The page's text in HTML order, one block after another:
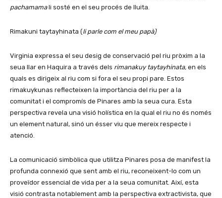
pachamamali sosté en el seu procés de lluita.
Rimakuni taytayhinata (li parle com el meu papà)
Virginia expressa el seu desig de conservació pel riu pròxim a la
seua llar en Haquira a través dels rimanakuy taytayhinata, en els
quals es dirigeix al riu com si fora el seu propi pare. Estos
rimakuykunas reflecteixen la importància del riu per a la
comunitat i el compromís de Pinares amb la seua cura. Esta
perspectiva revela una visió holística en la qual el riu no és només
un element natural, sinó un ésser viu que mereix respecte i
atenció.
La comunicació simbòlica que utilitza Pinares posa de manifest la
profunda connexió que sent amb el riu, reconeixent-lo com un
proveïdor essencial de vida per a la seua comunitat. Així, esta
visió contrasta notablement amb la perspectiva extractivista, que